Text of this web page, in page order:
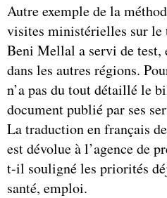
Autre exemple de la
visites ministérielles sur le
Beni Mellal a servi de test,
dans les autres régions.
n’a pas du tout détaillé le
document publié par ses
La traduction en français
est dévolue à l’agence de
t-il souligné les priorités
santé, emploi.